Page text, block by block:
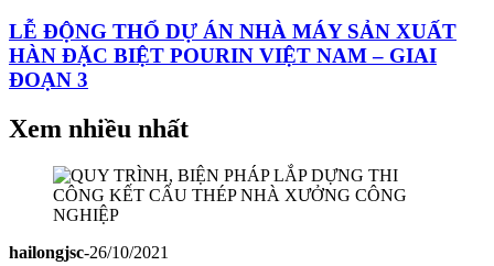
LỄ ĐỘNG THỔ DỰ ÁN NHÀ MÁY SẢN XUẤT
HÀN ĐẶC BIỆT POURIN VIỆT NAM – GIAI
ĐOẠN 3
Xem nhiều nhất
hailongjsc-26/10/2021